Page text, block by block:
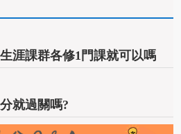
涯課群各修1門課就可以嗎
就過關嗎?